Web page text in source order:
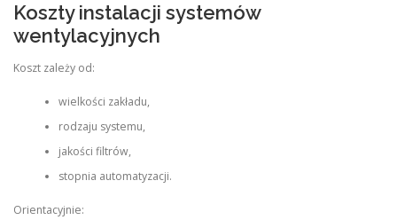
Koszty instalacji systemów
wentylacyjnych
Koszt zależy od:
wielkości zakładu,
rodzaju systemu,
jakości filtrów,
stopnia automatyzacji.
Orientacyjnie: